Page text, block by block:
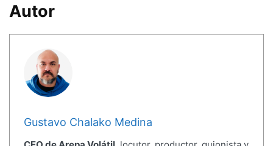
Autor
Gustavo Chalako Medina